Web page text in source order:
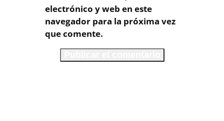
electrónico y web en este
navegador para la próxima vez
que comente.